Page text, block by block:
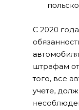
С 2020
штрафам
того, все
учете,